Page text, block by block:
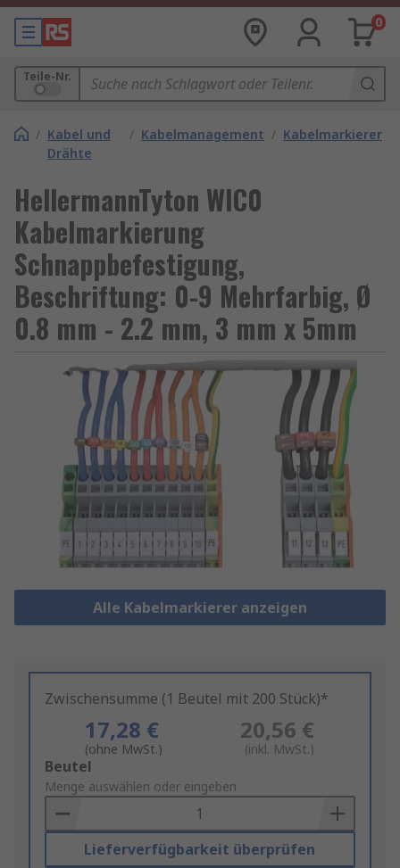
0
Teile-Nr.
/ Kabel und
Drähte
/ Kabelmanagement / Kabelmarkierer
HellermannTyton WIC0
Kabelmarkierung
Schnappbefestigung,
Beschriftung: 0-9 Mehrfarbig, Ø
0.8 mm - 2.2 mm, 3 mm x 5mm
Alle Kabelmarkierer anzeigen
Zwischensumme (1 Beutel mit 200 Stück)*
17,28 €
(ohne MwSt.)
20,56 €
(inkl. MwSt.)
Add
to
Basket
Beutel
Menge auswählen oder eingeben
Lieferverfügbarkeit überprüfen